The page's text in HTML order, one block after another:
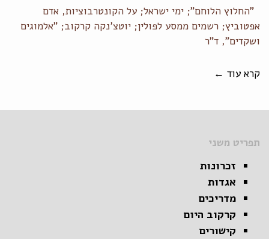
"החלוץ הלוחם"; ימי ישראל; על הקונטרבוציות, אדם
אפטוביץ; רשמים ממסע לפולין; יוטצ'נקה קרקוב; "אלמוגים
ושקדים", ד"ר
קרא עוד ←
תפריט משני
זכרונות
אגדות
מדריכים
קרקוב היום
קישורים